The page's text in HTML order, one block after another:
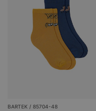
BARTEK / 85704-48